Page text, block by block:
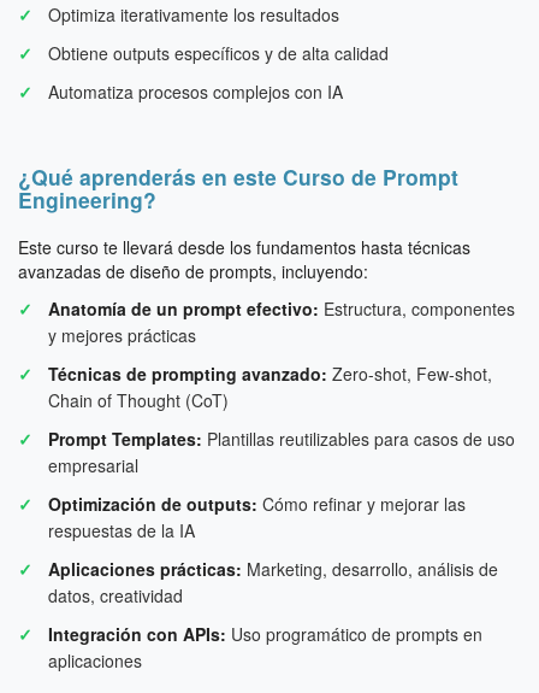
Optimiza iterativamente los resultados
Obtiene outputs específicos y de alta calidad
Automatiza procesos complejos con IA
¿Qué aprenderás en este Curso de Prompt
Engineering?
Este curso te llevará desde los fundamentos hasta técnicas
avanzadas de diseño de prompts, incluyendo:
Anatomía de un prompt efectivo: Estructura, componentes
y mejores prácticas
Técnicas de prompting avanzado: Zero-shot, Few-shot,
Chain of Thought (CoT)
Prompt Templates: Plantillas reutilizables para casos de uso
empresarial
Optimización de outputs: Cómo refinar y mejorar las
respuestas de la IA
Aplicaciones prácticas: Marketing, desarrollo, análisis de
datos, creatividad
Integración con APIs: Uso programático de prompts en
aplicaciones